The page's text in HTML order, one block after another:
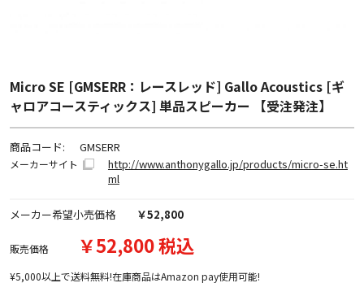
Micro SE [GMSERR：レースレッド] Gallo Acoustics [ギ
ャロアコースティックス] 単品スピーカー 【受注発注】
商品コード: GMSERR
メーカーサイト
http://www.anthonygallo.jp/products/micro-se.ht
ml
メーカー希望小売価格 ￥52,800
販売価格 ￥52,800 税込
¥5,000以上で送料無料!在庫商品はAmazon pay使用可能!